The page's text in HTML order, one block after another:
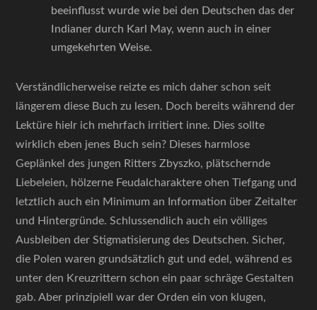
beeinflusst wurde wie bei den Deutschen das der
Indianer durch Karl May, wenn auch in einer
umgekehrten Weise.
Verständlicherweise reizte es mich daher schon seit
längerem diese Buch zu lesen. Doch bereits während der
Lektüre hielr ich mehrfach irritiert inne. Dies sollte
wirklich eben jenes Buch sein? Dieses harmlose
Geplänkel des jungen Ritters Zbyszko, plätschernde
Liebeleien, hölzerne Feudalcharaktere ohen Tiefgang und
letztlich auch ein Minimum an Information über Zeitalter
und Hintergründe. Schlussendlich auch ein völliges
Ausbleiben der Stigmatisierung des Deutschen. Sicher,
die Polen waren grundsätzlich gut und edel, während es
unter den Kreuzrittern schon ein paar schräge Gestalten
gab. Aber prinzipiell war der Orden ein von klugen,